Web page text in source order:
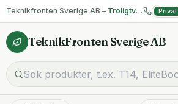
Teknikfronten Sverige AB – Troligtvis billigast på begagnad IT! Privat
TeknikFronten Sverige AB